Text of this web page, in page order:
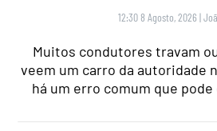
12:30 8 Agosto, 2026 |
Muitos condutores travam
veem um carro da autoridade
há um erro comum que